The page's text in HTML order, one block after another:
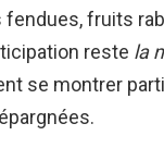
fendues, fruits
reste la
se montrer